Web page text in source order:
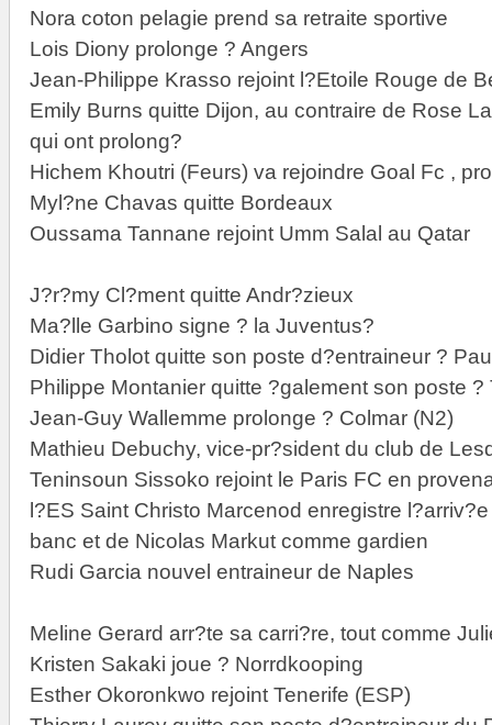
Nora coton pelagie prend sa retraite sportive
Lois Diony prolonge ? Angers
Jean-Philippe Krasso rejoint l?Etoile Rouge de
Emily Burns quitte Dijon, au contraire de Rose
qui ont prolong?
Hichem Khoutri (Feurs) va rejoindre Goal Fc ,
Myl?ne Chavas quitte Bordeaux
Oussama Tannane rejoint Umm Salal au Qatar
J?r?my Cl?ment quitte Andr?zieux
Ma?lle Garbino signe ? la Juventus?
Didier Tholot quitte son poste d?entraineur ?
Philippe Montanier quitte ?galement son poste ?
Jean-Guy Wallemme prolonge ? Colmar (N2)
Mathieu Debuchy, vice-pr?sident du club de
Teninsoun Sissoko rejoint le Paris FC en
l?ES Saint Christo Marcenod enregistre
banc et de Nicolas Markut comme gardien
Rudi Garcia nouvel entraineur de Naples
Meline Gerard arr?te sa carri?re, tout comme
Kristen Sakaki joue ? Norrdkooping
Esther Okoronkwo rejoint Tenerife (ESP)